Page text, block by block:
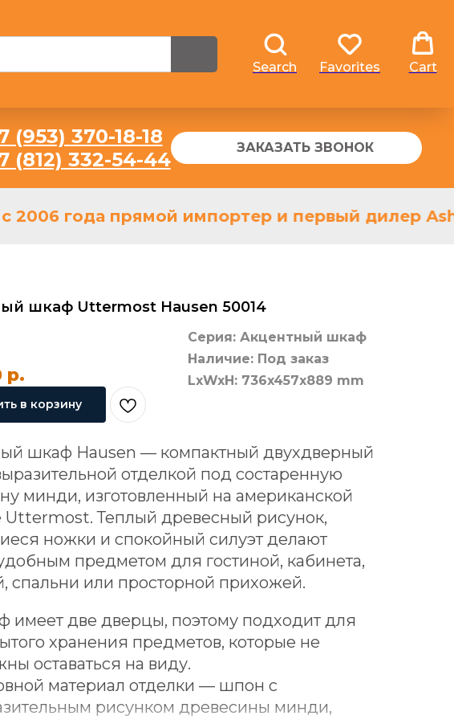
Search
Favorites Cart
(953) 370-18-18
(812) 332-54-44
ЗАКАЗАТЬ ЗВОНОК
года прямой импортер и первый дилер
шкаф Uttermost Hausen 50014
р.
в корзину
Серия: Акцентный шкаф
Наличие: Под заказ
LxWxH: 736x457x889 mm
шкаф Hausen — компактный двухдверный
отделкой под состаренную
минди, изготовленный на американской
Uttermost. Теплый древесный рисунок,
ножки и спокойный силуэт делают
предметом для гостиной, кабинета,
спальни или просторной прихожей.
имеет две дверцы, поэтому подходит для
хранения предметов, которые не
оставаться на виду.
материал отделки — шпон с
рисунком древесины минди,